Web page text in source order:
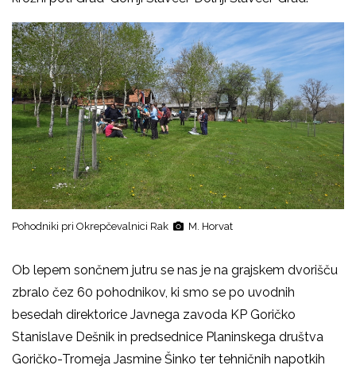
Pohodniki pri Okrepčevalnici Rak M. Horvat
Ob lepem sončnem jutru se nas je na grajskem dvorišču
zbralo čez 60 pohodnikov, ki smo se po uvodnih
besedah direktorice Javnega zavoda KP Goričko
Stanislave Dešnik in predsednice Planinskega društva
Goričko-Tromeja Jasmine Šinko ter tehničnih napotkih